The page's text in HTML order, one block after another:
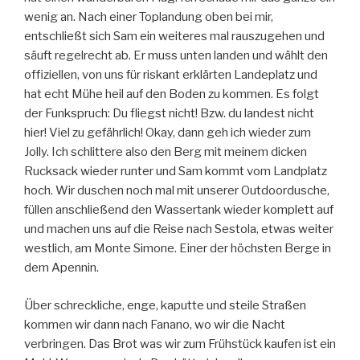
wenig an. Nach einer Toplandung oben bei mir,
entschließt sich Sam ein weiteres mal rauszugehen und
säuft regelrecht ab. Er muss unten landen und wählt den
offiziellen, von uns für riskant erklärten Landeplatz und
hat echt Mühe heil auf den Boden zu kommen. Es folgt
der Funkspruch: Du fliegst nicht! Bzw. du landest nicht
hier! Viel zu gefährlich! Okay, dann geh ich wieder zum
Jolly. Ich schlittere also den Berg mit meinem dicken
Rucksack wieder runter und Sam kommt vom Landplatz
hoch. Wir duschen noch mal mit unserer Outdoordusche,
füllen anschließend den Wassertank wieder komplett auf
und machen uns auf die Reise nach Sestola, etwas weiter
westlich, am Monte Simone. Einer der höchsten Berge in
dem Apennin.
Über schreckliche, enge, kaputte und steile Straßen
kommen wir dann nach Fanano, wo wir die Nacht
verbringen. Das Brot was wir zum Frühstück kaufen ist ein